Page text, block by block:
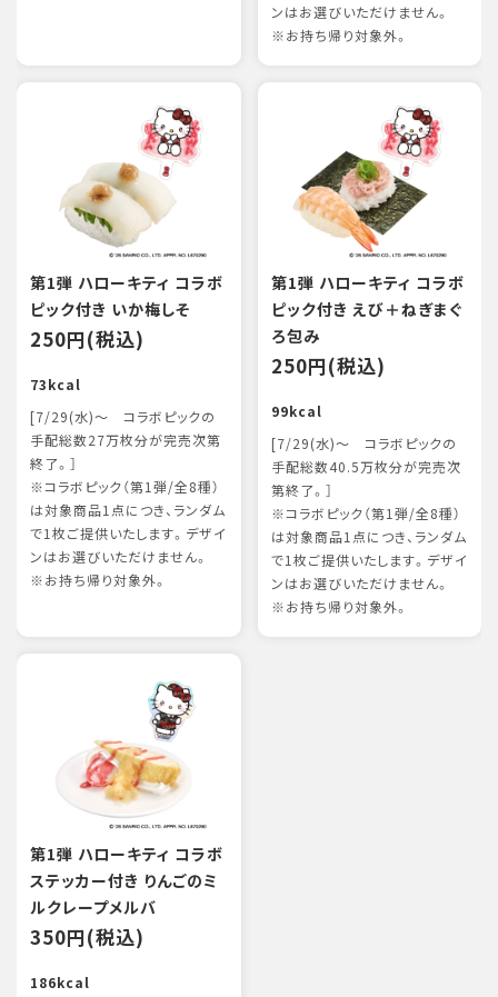
ンはお選びいただけません。
※お持ち帰り対象外。
第1弾 ハローキティ コラボ
ピック付き いか梅しそ
250円(税込)
73kcal
[7/29(水)～ コラボピックの
手配総数27万枚分が完売次第
終了。］
※コラボピック（第1弾/全8種）
は対象商品1点につき、ランダム
で1枚ご提供いたします。デザイ
ンはお選びいただけません。
※お持ち帰り対象外。
第1弾 ハローキティ コラボ
ピック付き えび＋ねぎまぐ
ろ包み
250円(税込)
99kcal
[7/29(水)～ コラボピックの
手配総数40.5万枚分が完売次
第終了。］
※コラボピック（第1弾/全8種）
は対象商品1点につき、ランダム
で1枚ご提供いたします。デザイ
ンはお選びいただけません。
※お持ち帰り対象外。
第1弾 ハローキティ コラボ
ステッカー付き りんごのミ
ルクレープメルバ
350円(税込)
186kcal